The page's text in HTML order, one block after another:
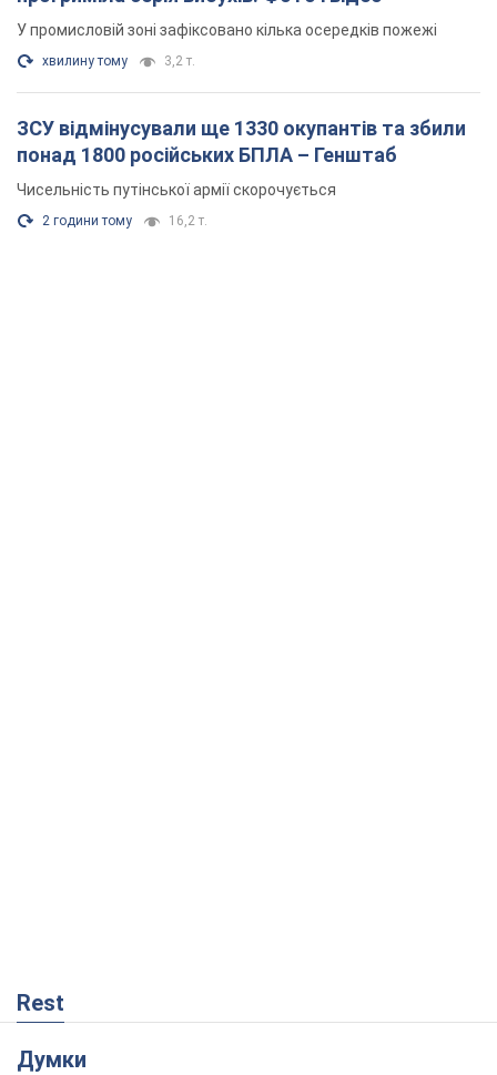
У промисловій зоні зафіксовано кілька осередків пожежі
хвилину тому 3,2 т.
ЗСУ відмінусували ще 1330 окупантів та збили
понад 1800 російських БПЛА – Генштаб
Чисельність путінської армії скорочується
2 години тому 16,2 т.
Rest
Думки